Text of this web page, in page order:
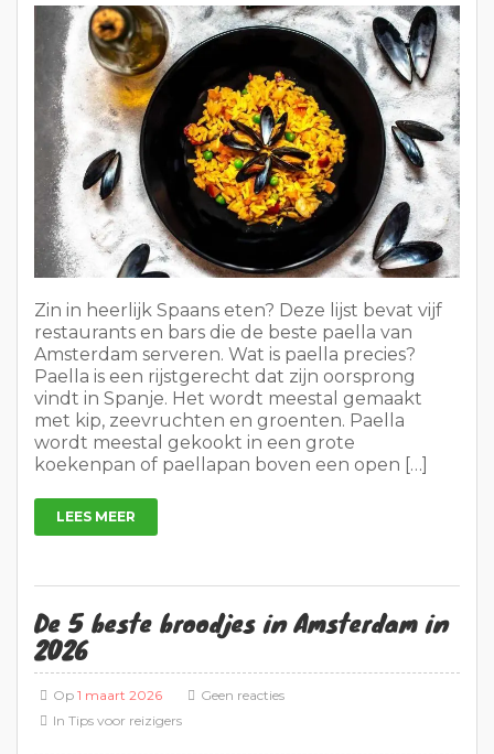
Zin in heerlijk Spaans eten? Deze lijst bevat vijf
restaurants en bars die de beste paella van
Amsterdam serveren. Wat is paella precies?
Paella is een rijstgerecht dat zijn oorsprong
vindt in Spanje. Het wordt meestal gemaakt
met kip, zeevruchten en groenten. Paella
wordt meestal gekookt in een grote
koekenpan of paellapan boven een open […]
LEES MEER
De 5 beste broodjes in Amsterdam in
2026
Op 1 maart 2026
In Tips voor reizigers
Geen reacties